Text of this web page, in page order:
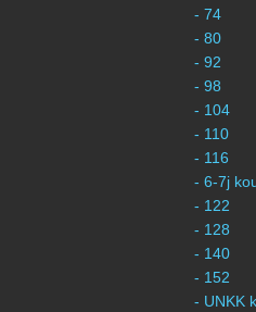
- 74
- 80
- 92
- 98
- 104
- 110
- 116
- 6-7j
- 122
- 128
- 140
- 152
- UNKK